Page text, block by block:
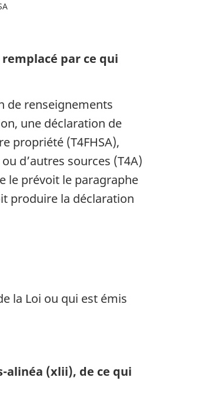
par ce qui
de renseignements
une déclaration de
propriété (T4FHSA),
d’autres sources (T4A)
le prévoit le paragraphe
produire la déclaration
la Loi ou qui est émis
alinéa (xlii), de ce qui